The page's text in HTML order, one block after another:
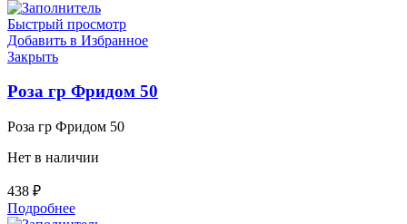
Быстрый просмотр
Добавить в Избранное
Закрыть
Роза гр Фридом 50
Роза гр Фридом 50
Нет в наличии
438 ₽
Подробнее